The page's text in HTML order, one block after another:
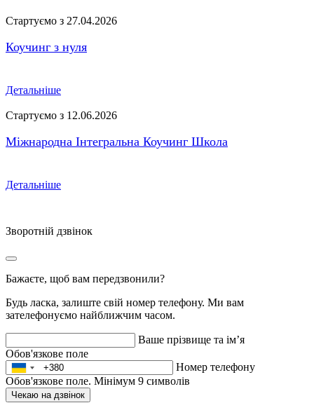
Стартуємо з 27.04.2026
Коучинг з нуля
Детальніше
Стартуємо з 12.06.2026
Міжнародна Інтегральна Коучинг Школа
Детальніше
Зворотній дзвінок
Бажаєте, щоб вам передзвонили?
Будь ласка, залиште свій номер телефону. Ми вам
зателефонуємо найближчим часом.
Ваше прізвище та ім’я
Обов'язкове поле
Номер телефону
Обов'язкове поле. Мінімум 9 символів
Чекаю на дзвінок